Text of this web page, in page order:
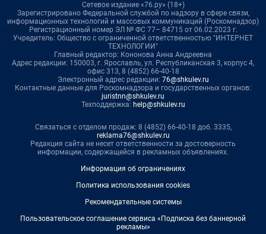
Сетевое издание «76.ру» (18+)
Зарегистрировано Федеральной службой по надзору в сфере связи,
информационных технологий и массовых коммуникаций (Роскомнадзор)
Регистрационный номер ЭЛ № ФС 77– 84715 от 06.02.2023 г.
Учредитель: Общество с ограниченной ответственностью "ИНТЕРНЕТ
ТЕХНОЛОГИИ"
Главный редактор: Кононова Анна Андреевна
Адрес редакции: 150003, г. Ярославль, ул. Республиканская 3, корпус 4,
офис 313, 8 (4852) 66-40-18
Электронный адрес редакции: 76@shkulev.ru
Контактные данные для Роскомнадзора и государственных органов:
juristnn@shkulev.ru
Техподдержка: help@shkulev.ru
Связаться с отделом продаж: 8 (4852) 66-40-18 доб. 3335,
reklama76@shkulev.ru
Редакция сайта не несет ответственности за достоверность
информации, содержащейся в рекламных объявлениях.
Информация об ограничениях
Политика использования cookies
Рекомендательные системы
Пользовательское соглашение сервиса «Подписка без баннерной
рекламы»